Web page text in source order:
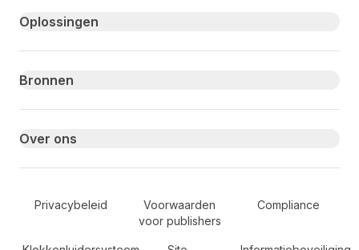
Primary footer navigation
Oplossingen
Bronnen
Over ons
Secondary Footer Navigation
Privacybeleid
Voorwaarden
voor publishers
Compliance